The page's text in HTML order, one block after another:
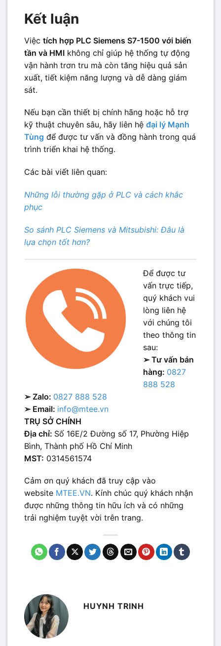
Kết luận
Việc tích hợp PLC Siemens S7-1500 với biến
tần và HMI không chỉ giúp hệ thống tự động
vận hành trơn tru mà còn tăng hiệu quả sản
xuất, tiết kiệm năng lượng và dễ dàng giám
sát.
Nếu bạn cần thiết bị chính hãng hoặc hỗ trợ
kỹ thuật chuyên sâu, hãy liên hệ đại lý Mạnh
Tùng để được tư vấn và đồng hành trong quá
trình triển khai hệ thống.
Các bài viết liên quan:
Những lỗi thường gặp ở PLC và cách khắc
phục
So sánh PLC Siemens và Mitsubishi: Đâu là
lựa chọn tốt hơn?
Để được tư
vấn trực tiếp,
quý khách vui
lòng liên hệ
với chúng tôi
theo thông tin
sau:
➢ Tư vấn bán
hàng: 0827
888 528
➢ Zalo: 0827 888 528
➢ Email: info@mtee.vn
TRỤ SỞ CHÍNH
Địa chỉ: Số 16E/2 Đường số 17, Phường Hiệp
Bình, Thành phố Hồ Chí Minh
MST: 0314561574
Cảm ơn quý khách đã truy cập vào
website MTEE.VN. Kính chúc quý khách nhận
được những thông tin hữu ích và có những
trải nghiệm tuyệt vời trên trang.
HUYNH TRINH